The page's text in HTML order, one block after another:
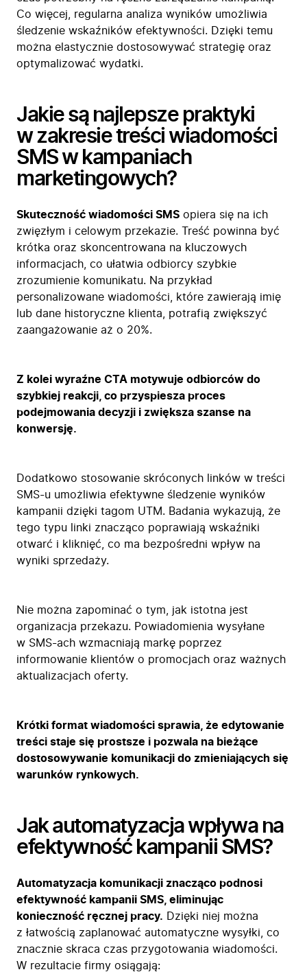
Firma
Produkty
Branże
Bezpieczeństwo
Blog
Kontakt
Co więcej, regularna analiza wyników umożliwia
śledzenie wskaźników efektywności. Dzięki temu
można elastycznie dostosowywać strategię oraz
optymalizować wydatki.
Jakie są najlepsze praktyki
w zakresie treści wiadomości
SMS w kampaniach
marketingowych?
Skuteczność wiadomości SMS opiera się na ich
zwięzłym i celowym przekazie. Treść powinna być
krótka oraz skoncentrowana na kluczowych
informacjach, co ułatwia odbiorcy szybkie
zrozumienie komunikatu. Na przykład
personalizowane wiadomości, które zawierają imię
lub dane historyczne klienta, potrafią zwiększyć
zaangażowanie aż o 20%.
Z kolei wyraźne CTA motywuje odbiorców do
szybkiej reakcji, co przyspiesza proces
podejmowania decyzji i zwiększa szanse na
konwersję.
Dodatkowo stosowanie skróconych linków w treści
SMS-u umożliwia efektywne śledzenie wyników
kampanii dzięki tagom UTM. Badania wykazują, że
tego typu linki znacząco poprawiają wskaźniki
otwarć i kliknięć, co ma bezpośredni wpływ na
wyniki sprzedaży.
Nie można zapominać o tym, jak istotna jest
organizacja przekazu. Powiadomienia wysyłane
w SMS-ach wzmacniają markę poprzez
informowanie klientów o promocjach oraz ważnych
aktualizacjach oferty.
Krótki format wiadomości sprawia, że edytowanie
treści staje się prostsze i pozwala na bieżące
dostosowywanie komunikacji do zmieniających się
warunków rynkowych.
Jak automatyzacja wpływa na
efektywność kampanii SMS?
Automatyzacja komunikacji znacząco podnosi
efektywność kampanii SMS, eliminując
konieczność ręcznej pracy. Dzięki niej można
z łatwością zaplanować automatyczne wysyłki, co
znacznie skraca czas przygotowania wiadomości.
W rezultacie firmy osiągają: